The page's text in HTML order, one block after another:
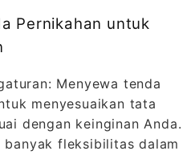
Pernikahan untuk
Menyewa tenda
menyesuaikan tata
dengan keinginan Anda.
banyak fleksibilitas dalam